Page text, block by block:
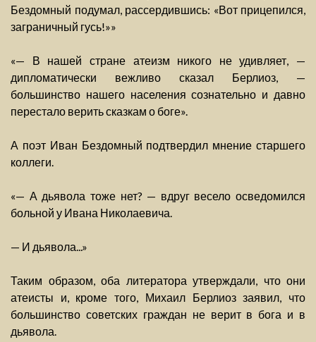
Бездомный подумал, рассердившись: «Вот прицепился,
заграничный гусь!»»
«— В нашей стране атеизм никого не удивляет, —
дипломатически вежливо сказал Берлиоз, —
большинство нашего населения сознательно и давно
перестало верить сказкам о боге».
А поэт Иван Бездомный подтвердил мнение старшего
коллеги.
«— А дьявола тоже нет? — вдруг весело осведомился
больной у Ивана Николаевича.
— И дьявола...»
Таким образом, оба литератора утверждали, что они
атеисты и, кроме того, Михаил Берлиоз заявил, что
большинство советских граждан не верит в бога и в
дьявола.